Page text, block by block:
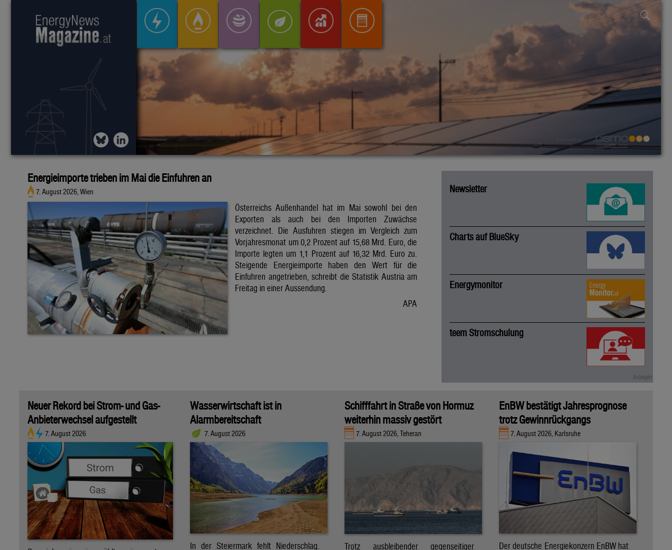
Energieimporte trieben im Mai die Einfuhren an
7. August 2026, Wien
Österreichs Außenhandel hat im Mai sowohl bei den
Exporten als auch bei den Importen Zuwächse
verzeichnet. Die Ausfuhren stiegen im Vergleich zum
Vorjahresmonat um 0,2 Prozent auf 15,68 Mrd. Euro, die
Importe legten um 1,1 Prozent auf 16,32 Mrd. Euro zu.
Steigende Energieimporte haben den Wert für die
Einfuhren angetrieben, schreibt die Statistik Austria am
Freitag in einer Aussendung.
APA
Newsletter
Charts auf BlueSky
Energymonitor
teem Stromschulung
Neuer Rekord bei Strom- und Gas-
Anbieterwechsel aufgestellt
7. August 2026
Wasserwirtschaft ist in
Alarmbereitschaft
7. August 2026
In der Steiermark fehlt Niederschlag.
Schifffahrt in Straße von Hormuz
weiterhin massiv gestört
7. August 2026, Teheran
Trotz ausbleibender gegenseitiger
EnBW bestätigt Jahresprognose
trotz Gewinnrückgangs
7. August 2026, Karlsruhe
Der deutsche Energiekonzern EnBW hat